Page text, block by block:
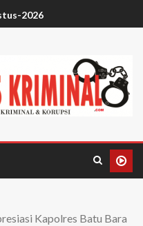
2026
Kapolres Batu Bara